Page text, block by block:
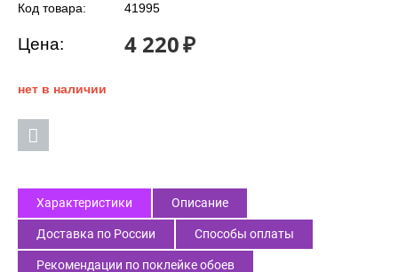
Код товара: 41995
Цена: 4 220₽
нет в наличии
Характеристики Описание
Доставка по России Способы оплаты
Рекомендации по поклейке обоев